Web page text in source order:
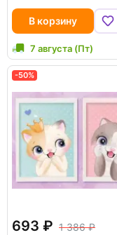
В корзину
7 августа (Пт)
-50%
693
1 386